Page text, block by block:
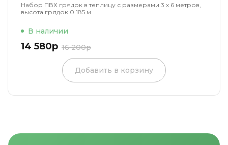
Набор ПВХ грядок в теплицу с размерами 3 х 6 метров,
высота грядок 0.185 м
В наличии
14 580р 16 200р
Добавить в корзину